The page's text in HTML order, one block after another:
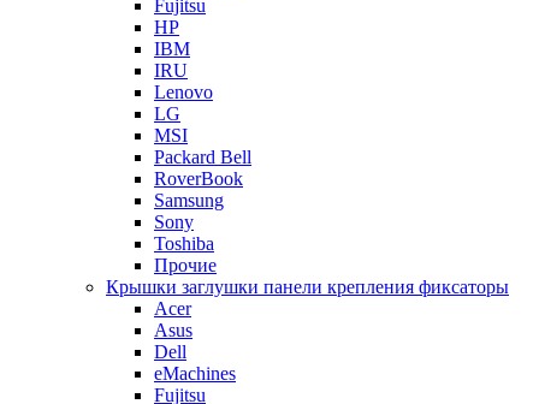
Fujitsu
HP
IBM
IRU
Lenovo
LG
MSI
Packard Bell
RoverBook
Samsung
Sony
Toshiba
Прочие
Крышки заглушки панели крепления фиксаторы
Acer
Asus
Dell
eMachines
Fujitsu